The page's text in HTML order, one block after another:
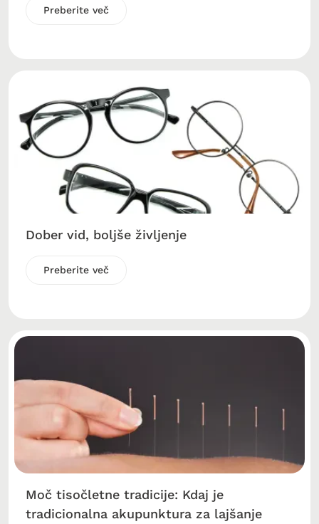
Preberite več
Dober vid, boljše življenje
Preberite več
Moč tisočletne tradicije: Kdaj je
tradicionalna akupunktura za lajšanje